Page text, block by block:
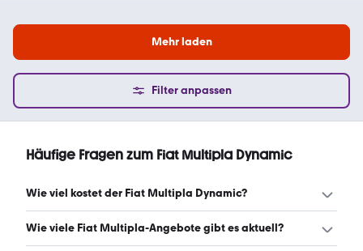
Mehr laden
Filter anpassen
Häufige Fragen zum Fiat Multipla Dynamic
Wie viel kostet der Fiat Multipla Dynamic?
Ein guter Preis für einen Fiat Multipla Dynamic liegt
Wie viele Fiat Multipla-Angebote gibt es aktuell?